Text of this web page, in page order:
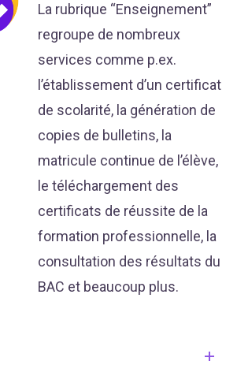
La rubrique “Enseignement”
regroupe de nombreux
services comme p.ex.
l’établissement d’un certificat
de scolarité, la génération de
copies de bulletins, la
matricule continue de l’élève,
le téléchargement des
certificats de réussite de la
formation professionnelle, la
consultation des résultats du
BAC et beaucoup plus.